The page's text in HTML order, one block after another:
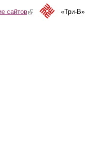
сайтов(link is external)«Три-В»